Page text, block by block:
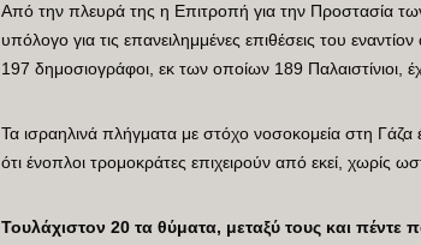
Από την πλευρά της η Επιτροπή για την Προστασία
υπόλογο για τις επανειλημμένες επιθέσεις του
197 δημοσιογράφοι, εκ των οποίων 189 Παλαιστίνιοι,
Τα ισραηλινά πλήγματα με στόχο νοσοκομεία στη Γάζα
ότι ένοπλοι τρομοκράτες επιχειρούν από εκεί, χωρίς
Τουλάχιστον 20 τα θύματα, μεταξύ τους και